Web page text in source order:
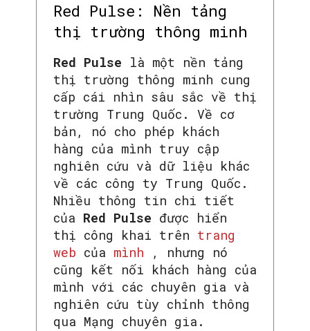
Red Pulse: Nền tảng
thị trường thông minh
Red Pulse là một nền tảng
thị trường thông minh cung
cấp cái nhìn sâu sắc về thị
trường Trung Quốc. Về cơ
bản, nó cho phép khách
hàng của mình truy cập
nghiên cứu và dữ liệu khác
về các công ty Trung Quốc.
Nhiều thông tin chi tiết
của Red Pulse được hiển
thị công khai trên trang
web của mình , nhưng nó
cũng kết nối khách hàng của
mình với các chuyên gia và
nghiên cứu tùy chỉnh thông
qua Mạng chuyên gia.